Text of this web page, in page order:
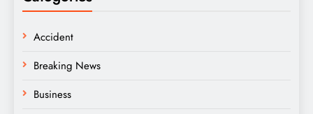
Accident
Breaking News
Business